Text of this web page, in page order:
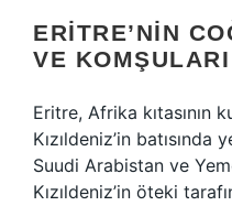
ERITRE’NIN
VE KOMŞULARI
Eritre, Afrika kıtasının
Kızıldeniz’in batısında
Suudi Arabistan ve
Kızıldeniz’in öteki